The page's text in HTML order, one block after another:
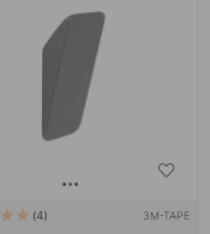
4 3M-TAPE